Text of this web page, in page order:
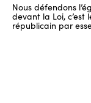
Nous défendons
devant la Loi, c’est
républicain par